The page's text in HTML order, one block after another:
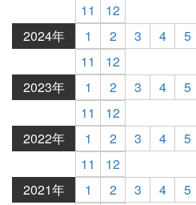
11
12
2024年
1 2 3 4 5
11
12
2023年
1 2 3 4 5
11
12
2022年
1 2 3 4 5
11
12
2021年
1 2 3 4 5